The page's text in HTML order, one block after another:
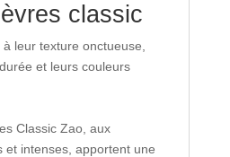
classic
leur texture onctueuse,
et leurs couleurs
Classic Zao, aux
et intenses, apportent une